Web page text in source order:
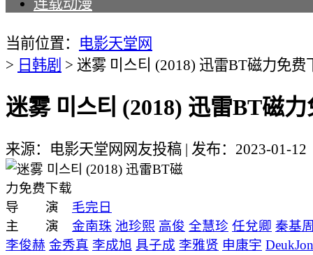
连载动漫
当前位置： 电影天堂网
> 日韩剧 > 迷雾 미스티 (2018) 迅雷BT磁力免费
迷雾 미스티 (2018) 迅雷BT磁
来源：电影天堂网网友投稿 | 发布：2023-01-12
导 演 毛完日
主 演 金南珠 池珍熙 高俊 全慧珍 任兌卿 秦基
李俊赫 金秀真 李成旭 具子成 李雅贤 申康宇